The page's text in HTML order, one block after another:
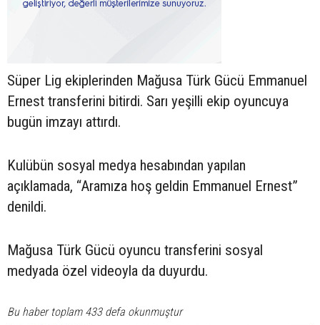
Süper Lig ekiplerinden Mağusa Türk Gücü Emmanuel
Ernest transferini bitirdi. Sarı yeşilli ekip oyuncuya
bugün imzayı attırdı.
Kulübün sosyal medya hesabından yapılan
açıklamada, “Aramıza hoş geldin Emmanuel Ernest”
denildi.
Mağusa Türk Gücü oyuncu transferini sosyal
medyada özel videoyla da duyurdu.
Bu haber toplam 433 defa okunmuştur